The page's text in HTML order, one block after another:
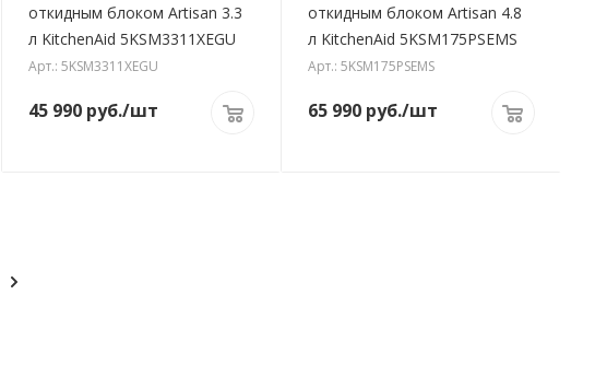
откидным блоком Artisan 3.3
л KitchenAid 5KSM3311XEGU
Арт.: 5KSM3311XEGU
45 990руб./шт
откидным блоком Artisan 4.8
л KitchenAid 5KSM175PSEMS
Арт.: 5KSM175PSEMS
65 990 руб./шт